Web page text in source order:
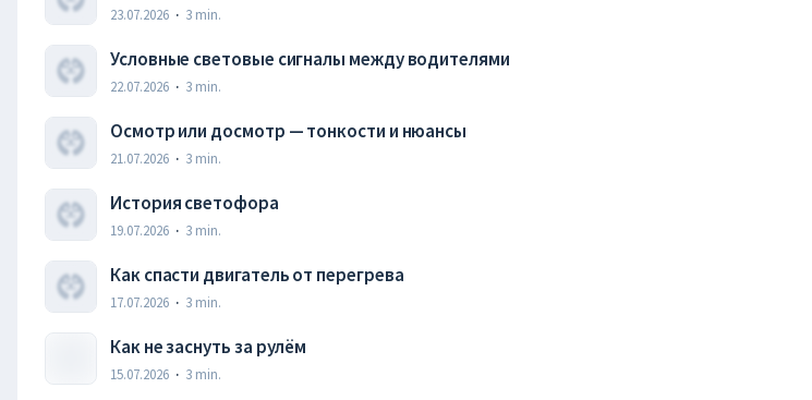
23.07.2026 · 3 min.
Условные световые сигналы между водителями
22.07.2026 · 3 min.
Осмотр или досмотр — тонкости и нюансы
21.07.2026 · 3 min.
История светофора
19.07.2026 · 3 min.
Как спасти двигатель от перегрева
17.07.2026 · 3 min.
Как не заснуть за рулём
15.07.2026 · 3 min.